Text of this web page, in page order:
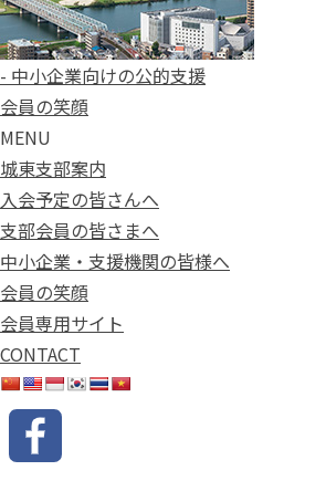
- 中小企業向けの公的支援
会員の笑顔
MENU
城東支部案内
入会予定の皆さんへ
支部会員の皆さまへ
中小企業・支援機関の皆様へ
会員の笑顔
会員専用サイト
CONTACT